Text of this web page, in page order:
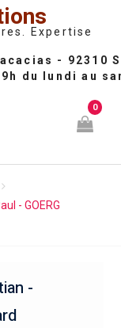
Expertise
0
- GOERG
-